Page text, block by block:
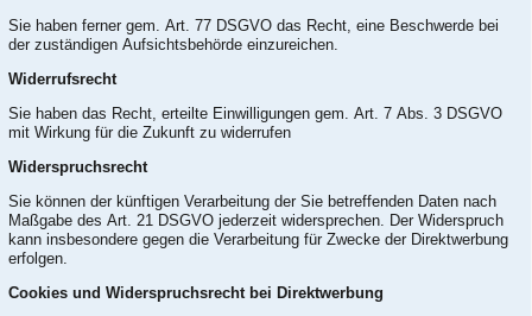
Sie haben ferner gem. Art. 77 DSGVO das Recht, eine Beschwerde bei
der zuständigen Aufsichtsbehörde einzureichen.
Widerrufsrecht
Sie haben das Recht, erteilte Einwilligungen gem. Art. 7 Abs. 3 DSGVO
mit Wirkung für die Zukunft zu widerrufen
Widerspruchsrecht
Sie können der künftigen Verarbeitung der Sie betreffenden Daten nach
Maßgabe des Art. 21 DSGVO jederzeit widersprechen. Der Widerspruch
kann insbesondere gegen die Verarbeitung für Zwecke der Direktwerbung
erfolgen.
Cookies und Widerspruchsrecht bei Direktwerbung